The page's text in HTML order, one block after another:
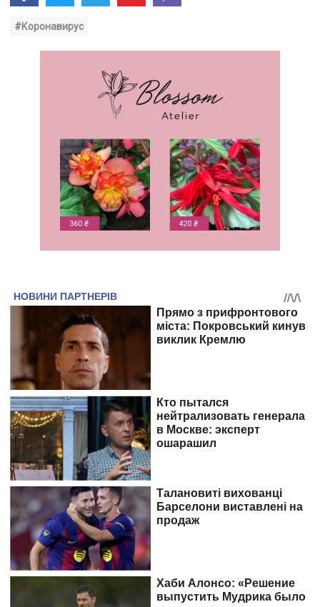
#Коронавирус